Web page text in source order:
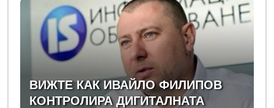
обрали
ВИЖТЕ КАК ИВАЙЛО ФИЛИПОВ
КОНТРОЛИРА ДИГИТАЛНАТА